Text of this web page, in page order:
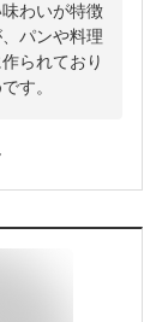
わいが特徴
パンや料理
られており
す。